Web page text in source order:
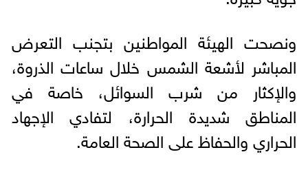
ونصحت الهيئة المواطنين بتجنب التعرض
المباشر لأشعة الشمس خلال ساعات الذروة،
والإكثار من شرب السوائل، خاصة في
المناطق شديدة الحرارة، لتفادي الإجهاد
الحراري والحفاظ على الصحة العامة.